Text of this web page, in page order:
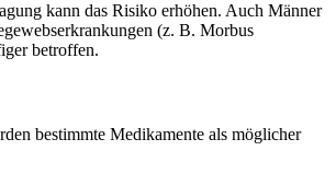
kann das Risiko erhöhen. Auch Männer
(z. B. Morbus
betroffen.
bestimmte Medikamente als möglicher